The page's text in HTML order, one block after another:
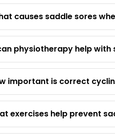
causes saddle sores
physiotherapy help with
important is correct
exercises help prevent